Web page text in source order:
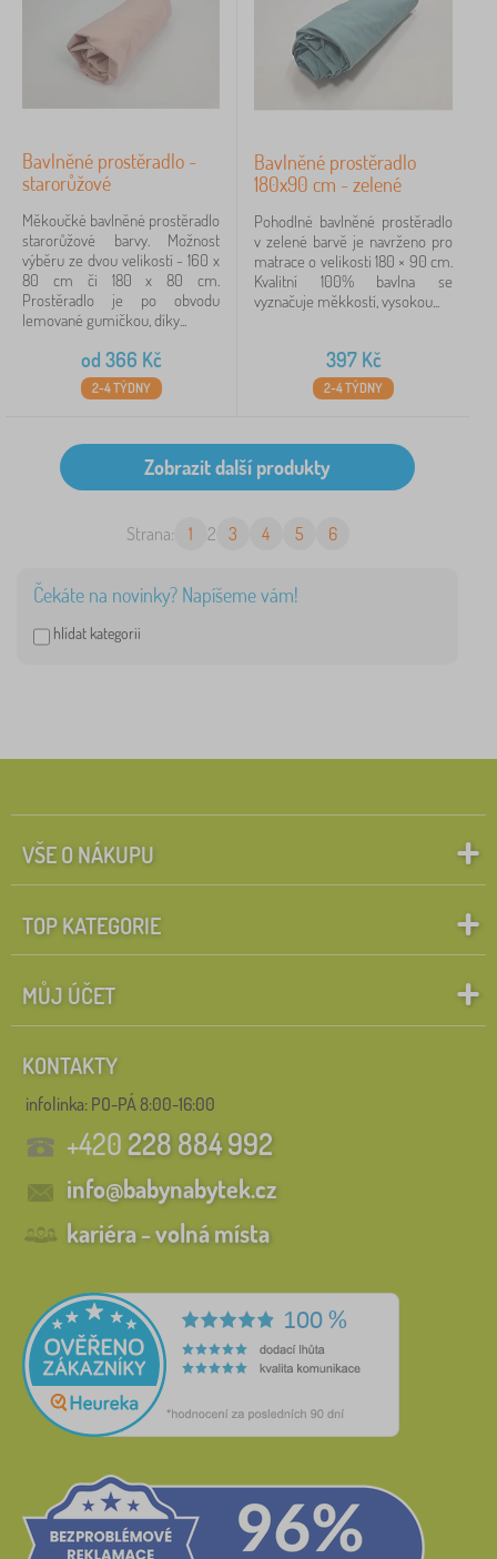
Bavlněné prostěradlo -
starorůžové
Měkoučké bavlněné prostěradlo
starorůžové barvy. Možnost
výběru ze dvou velikostí - 160 x
80 cm či 180 x 80 cm.
Prostěradlo je po obvodu
lemované gumičkou, díky...
od 366 Kč
2-4 TÝDNY
Bavlněné prostěradlo
180x90 cm - zelené
Pohodlné bavlněné prostěradlo
v zelené barvě je navrženo pro
matrace o velikosti 180 × 90 cm.
Kvalitní 100% bavlna se
vyznačuje měkkostí, vysokou...
397Kč
2-4 TÝDNY
Strana: 1 2 3 4 5 6
Čekáte na novinky? Napíšeme vám!
hlídat kategorii
VŠE O NÁKUPU
TOP KATEGORIE
MŮJ ÚČET
KONTAKTY
infolinka: PO-PÁ 8:00-16:00
+420228 884 992
info@babynabytek.cz
kariéra - volná místa